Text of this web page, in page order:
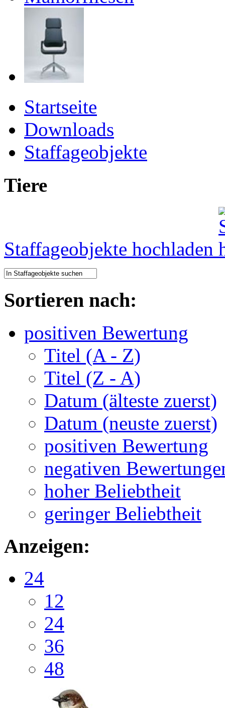
Startseite
Downloads
Staffageobjekte
Tiere
Staffageobjekte hochladen
Sortieren nach:
positiven Bewertung
Titel (A - Z)
Titel (Z - A)
Datum (älteste zuerst)
Datum (neuste zuerst)
positiven Bewertung
negativen
hoher Beliebtheit
geringer Beliebtheit
Anzeigen:
24
12
24
36
48